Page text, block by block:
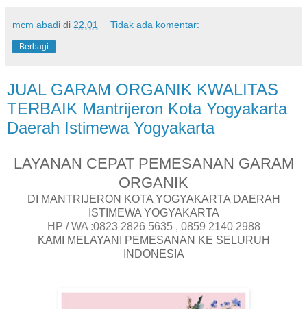
mcm abadi di 22.01 Tidak ada komentar:
Berbagi
JUAL GARAM ORGANIK KWALITAS
TERBAIK Mantrijeron Kota Yogyakarta
Daerah Istimewa Yogyakarta
LAYANAN CEPAT PEMESANAN GARAM
ORGANIK
DI MANTRIJERON KOTA YOGYAKARTA DAERAH
ISTIMEWA YOGYAKARTA
HP / WA :0823 2826 5635 , 0859 2140 2988
KAMI MELAYANI PEMESANAN KE SELURUH
INDONESIA